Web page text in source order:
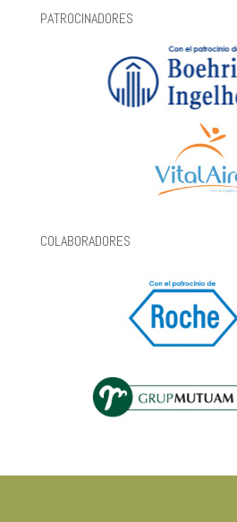
PATROCINADORES
COLABORADORES